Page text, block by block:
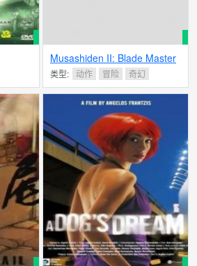
Musashiden II: Blade Master
- N/A分
类型: 动作 冒险 奇幻